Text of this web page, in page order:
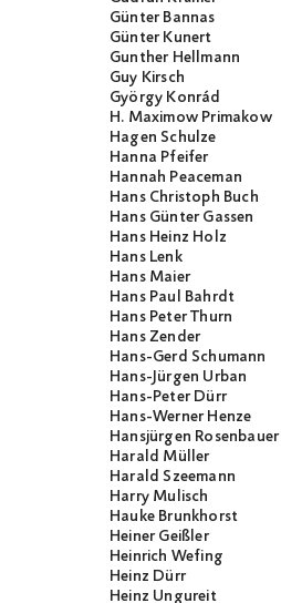
Günter Bannas
Günter Kunert
Gunther Hellmann
Guy Kirsch
György Konrád
H. Maximow Primakow
Hagen Schulze
Hanna Pfeifer
Hannah Peaceman
Hans Christoph Buch
Hans Günter Gassen
Hans Heinz Holz
Hans Lenk
Hans Maier
Hans Paul Bahrdt
Hans Peter Thurn
Hans Zender
Hans-Gerd Schumann
Hans-Jürgen Urban
Hans-Peter Dürr
Hans-Werner Henze
Hansjürgen Rosenbauer
Harald Müller
Harald Szeemann
Harry Mulisch
Hauke Brunkhorst
Heiner Geißler
Heinrich Wefing
Heinz Dürr
Heinz Ungureit